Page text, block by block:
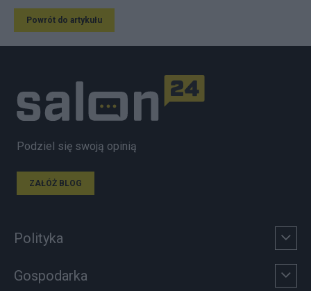
Powrót do artykułu
Podziel się swoją opinią
ZAŁÓŻ BLOG
Polityka
Gospodarka